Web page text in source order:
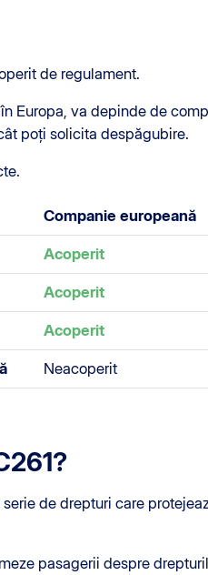
de regulament.
Europa, va depinde de
poți solicita despăgubire.
Companie europeană
Acoperit
Acoperit
Acoperit
Neacoperit
de drepturi care
pasagerii despre